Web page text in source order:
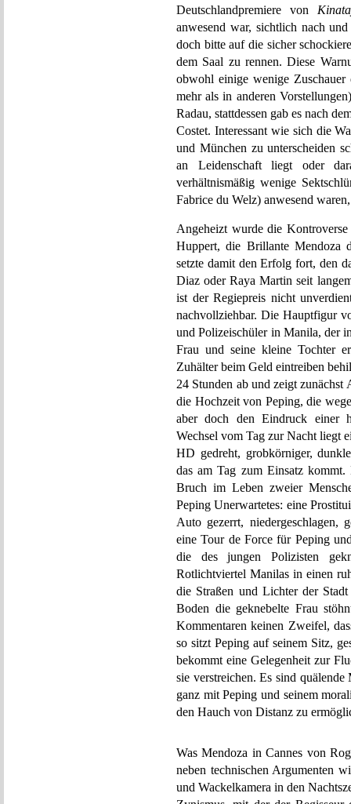
Deutschlandpremiere von
anwesend war, sichtlich nach
doch bitte auf die sicher
dem Saal zu rennen. Diese
obwohl einige wenige
mehr als in anderen
Radau, stattdessen gab es nach
Costet. Interessant wie sich die
und München zu unterscheiden
an Leidenschaft liegt oder
verhältnismäßig wenige
Fabrice du Welz) anwesend
Angeheizt wurde die
Huppert, die Brillante Mendoza
setzte damit den Erfolg fort, den
Diaz oder Raya Martin seit
ist der Regiepreis nicht
nachvollziehbar. Die Hauptfigur
und Polizeischüler in Manila, der
Frau und seine kleine Tochter
Zuhälter beim Geld eintreiben
24 Stunden ab und zeigt zunächst
die Hochzeit von Peping, die
aber doch den Eindruck einer
Wechsel vom Tag zur Nacht liegt
HD gedreht, grobkörniger,
das am Tag zum Einsatz
Bruch im Leben zweier
Peping Unerwartetes: eine
Auto gezerrt, niedergeschlagen,
eine Tour de Force für Peping
die des jungen Polizisten
Rotlichtviertel Manilas in einen
die Straßen und Lichter der
Boden die geknebelte Frau
Kommentaren keinen Zweifel,
so sitzt Peping auf seinem Sitz,
bekommt eine Gelegenheit zur
sie verstreichen. Es sind
ganz mit Peping und seinem
den Hauch von Distanz zu
Was Mendoza in Cannes von
neben technischen Argumenten
und Wackelkamera in den